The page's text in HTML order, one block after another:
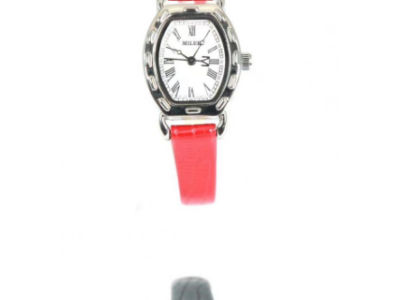
Εναλλακτικά για ζώνες ρολογιών